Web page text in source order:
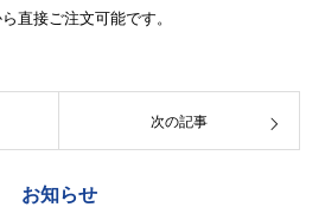
直接ご注文可能です。
次の記事
お知らせ